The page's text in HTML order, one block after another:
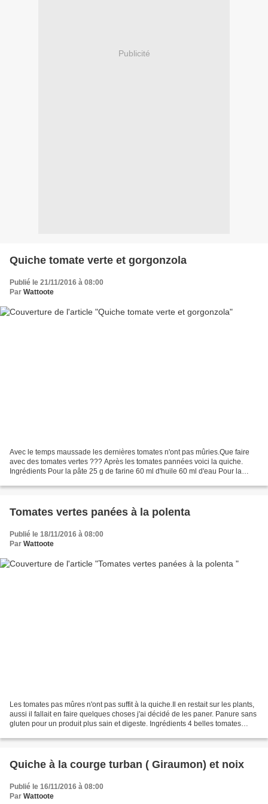
Publicité
Quiche tomate verte et gorgonzola
Publié le 21/11/2016 à 08:00
Par Wattoote
Avec le temps maussade les dernières tomates n'ont pas mûries.Que faire
avec des tomates vertes ??? Après les tomates pannées voici la quiche.
Ingrédients Pour la pâte 25 g de farine 60 ml d'huile 60 ml d'eau Pour la
Tomates vertes panées à la polenta
Publié le 18/11/2016 à 08:00
Par Wattoote
Les tomates pas mûres n'ont pas suffit à la quiche.Il en restait sur les plants,
aussi il fallait en faire quelques choses j'ai décidé de les paner. Panure sans
gluten pour un produit plus sain et digeste. Ingrédients 4 belles tomates
Quiche à la courge turban ( Giraumon) et noix
Publié le 16/11/2016 à 08:00
Par Wattoote